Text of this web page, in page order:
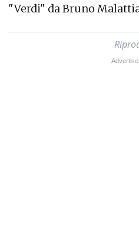
"Verdi" da Bruno